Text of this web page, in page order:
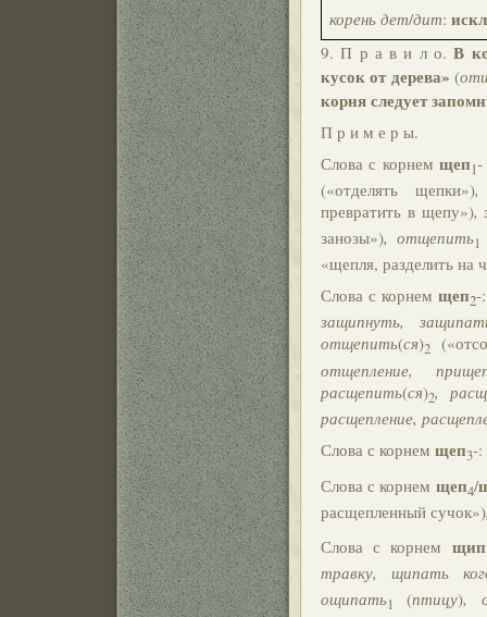
корень дет/дит:
9. П р а в и л о.В
кусок от дерева» (
корня следует
П р и м е р ы.
Слова с корнемщеп1-
(«отделять щепки»),
превратить в щепу»),
занозы»), отщепить1
«щепля, разделить на
Слова с корнем щеп2
защипнуть,
отщепить(ся)2
отщепление,
расщепить(ся)2,
расщепление,
Слова с корнем щеп3-:
Слова с корнем щеп4/
расщепленный сучок»)
Слова с корнем щип
травку, щипать
ощипать1 (птицу),